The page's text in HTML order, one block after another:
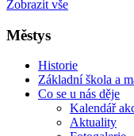
Zobrazit vše
Městys
Historie
Základní škola a
Co se u nás děje
Kalendář
Aktuality